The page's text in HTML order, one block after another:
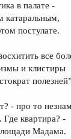
в палате -
катаральным,
постулате.
все
и клистиры
- про то
Где квартира? -
Мадама.